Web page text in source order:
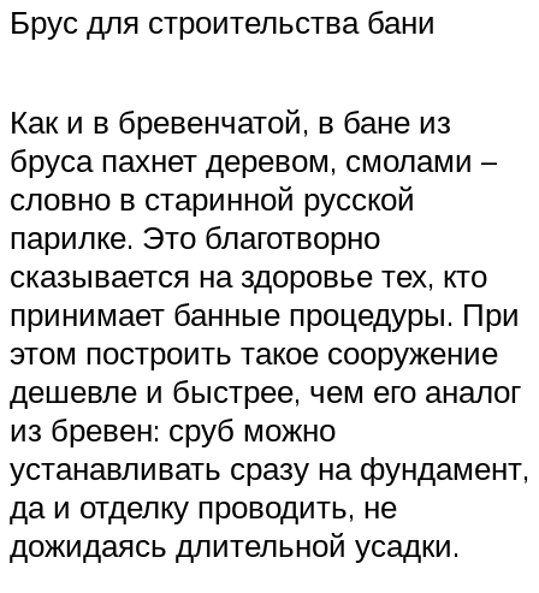
Брус для строительства бани
Как и в бревенчатой, в бане из
бруса пахнет деревом, смолами –
словно в старинной русской
парилке. Это благотворно
сказывается на здоровье тех, кто
принимает банные процедуры. При
этом построить такое сооружение
дешевле и быстрее, чем его аналог
из бревен: сруб можно
устанавливать сразу на фундамент,
да и отделку проводить, не
дожидаясь длительной усадки.